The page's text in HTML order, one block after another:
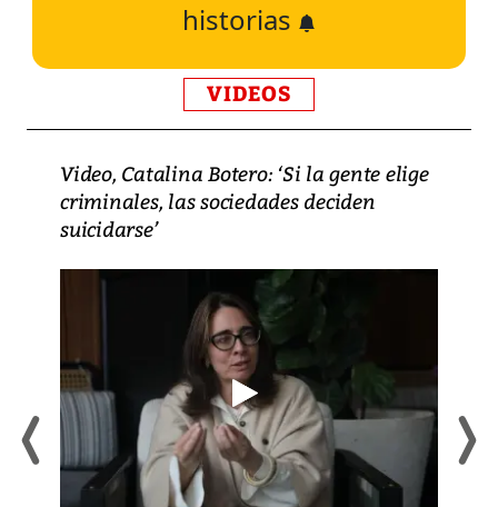
historias
VIDEOS
Video, Catalina Botero: ‘Si la gente elige
criminales, las sociedades deciden
suicidarse’